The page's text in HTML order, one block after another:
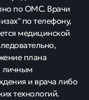
по ОМС. Врачи
по телефону,
медицинской
плана
личным
и врача либо
технологий.